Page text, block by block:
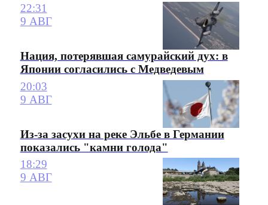
22:31
9 АВГ
Нация, потерявшая самурайский дух: в
Японии согласились с Медведевым
20:03
9 АВГ
Из-за засухи на реке Эльбе в Германии
показались "камни голода"
18:29
9 АВГ